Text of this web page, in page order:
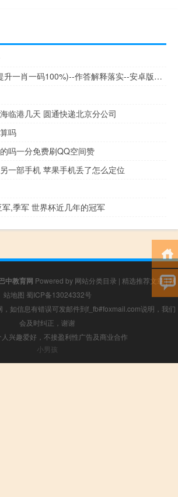
打开49图库(揭秘提升一肖一码100%)--作答解释落实--安卓版438.583
临港几天 圆通快递北京分公司
吗
吗一分免费刷QQ空间赞
一部手机 苹果手机丢了怎么定位
,季军 世界杯近几年的冠军
中教育网 Powered by 网站分类目录 | 精选推荐文章|网
站地图 蜀ICP备13024332号
如信息有错误可发邮件到f_fb#foxmail.com说明，我们
会及时纠正，谢谢
兴趣爱好，不接盈利性广告及商业合作
小男孩